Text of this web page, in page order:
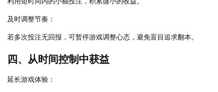
及时调整节奏：
若多次投注无回报，可暂停游戏调整心态，避免盲目追求翻本。
四、从时间控制中获益
延长游戏体验：